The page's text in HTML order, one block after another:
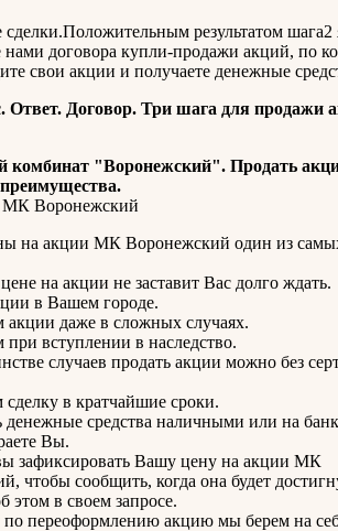
результатом шага2
нами договора купли-продажи акций, по
свои акции и получаете денежные
Ответ. Договор. Три шага для продажи
"Воронежский". Продать
на акции МК Воронежский один из
на акции не заставит Вас долго ждать.
в Вашем городе.
акции даже в сложных случаях.
при вступлении в наследство.
случаев продать акции можно без
сделку в кратчайшие сроки.
денежные средства наличными или на
Вы.
зафиксировать Вашу цену на акции МК
чтобы сообщить, когда она будет
этом в своем запросе.
по переоформлению акцию мы берем на